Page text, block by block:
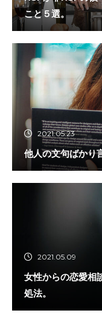
こと５選。
2021.05.23
他人の文句ばかり
2021.05.09
女性からの恋愛相
処法。